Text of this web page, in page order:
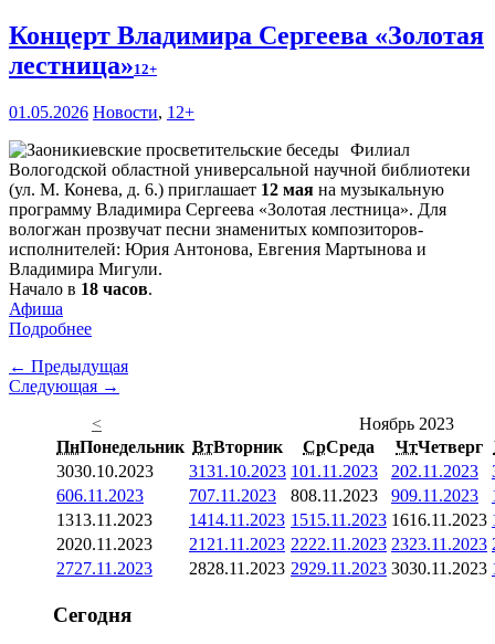
Концерт Владимира Сергеева «Золотая
лестница»12+
01.05.2026 Новости, 12+
Филиал
Вологодской областной универсальной научной библиотеки
(ул. М. Конева, д. 6.) приглашает 12 мая на музыкальную
программу Владимира Сергеева «Золотая лестница». Для
вологжан прозвучат песни знаменитых композиторов-
исполнителей: Юрия Антонова, Евгения Мартынова и
Владимира Мигули.
Начало в 18 часов.
Афиша
Подробнее
← Предыдущая
Следующая →
<
Ноябрь 2023
ПнПонедельник ВтВторник СрСреда ЧтЧетверг
3030.10.2023 3131.10.2023 101.11.2023 202.11.2023
606.11.2023 707.11.2023 808.11.2023 909.11.2023
1313.11.2023 1414.11.2023 1515.11.2023 1616.11.2023
2020.11.2023 21 21.11.2023 2222.11.2023 2323.11.2023
2727.11.2023 2828.11.2023 2929.11.2023 3030.11.2023
Сегодня